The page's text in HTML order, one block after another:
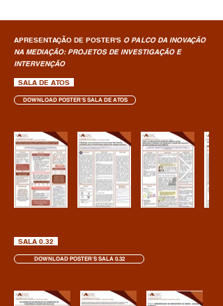
APRESENTAÇÃO DE POSTER'S O PALCO DA INOVAÇÃO
NA MEDIAÇÃO: PROJETOS DE INVESTIGAÇÃO E
INTERVENÇÃO
SALA DE ATOS
DOWNLOAD POSTER'S SALA DE ATOS
SALA 0.32
DOWNLOAD POSTER'S SALA 0.32